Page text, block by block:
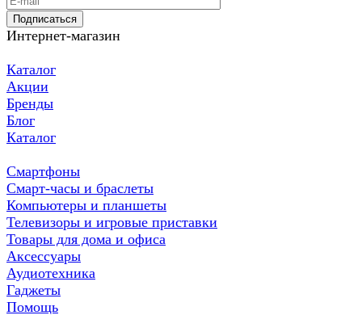
Подписаться
Интернет-магазин
Каталог
Акции
Бренды
Блог
Каталог
Смартфоны
Смарт-часы и браслеты
Компьютеры и планшеты
Телевизоры и игровые приставки
Товары для дома и офиса
Аксессуары
Аудиотехника
Гаджеты
Помощь